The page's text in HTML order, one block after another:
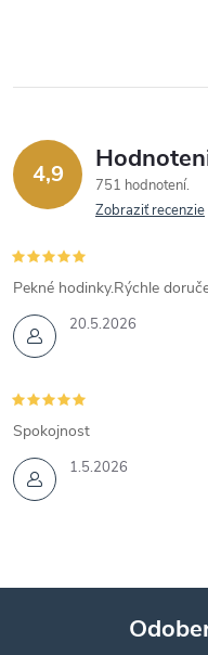
4,9
751 hodnotení
Zobraziť recenzie
20.5.2026
Pekné hodinky.Rýchle
1.5.2026
Spokojnost